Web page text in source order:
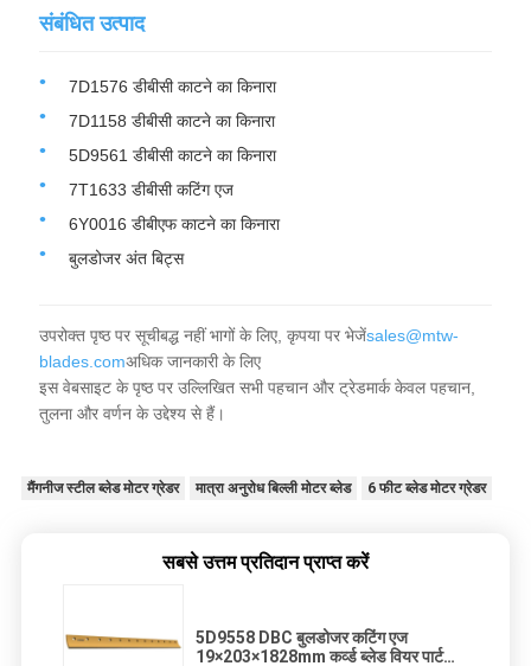
संबंधित उत्पाद
7D1576 डीबीसी काटने का किनारा
7D1158 डीबीसी काटने का किनारा
5D9561 डीबीसी काटने का किनारा
7T1633 डीबीसी कटिंग एज
6Y0016 डीबीएफ काटने का किनारा
बुलडोजर अंत बिट्स
उपरोक्त पृष्ठ पर सूचीबद्ध नहीं भागों के लिए, कृपया पर भेजेंsales@mtw-
blades.comअधिक जानकारी के लिए
इस वेबसाइट के पृष्ठ पर उल्लिखित सभी पहचान और ट्रेडमार्क केवल पहचान,
तुलना और वर्णन के उद्देश्य से हैं।
मैंगनीज स्टील ब्लेड मोटर ग्रेडर मात्रा अनुरोध बिल्ली मोटर ब्लेड 6 फीट ब्लेड मोटर ग्रेडर
सबसे उत्तम प्रतिदान प्राप्त करें
5D9558 DBC बुलडोजर कटिंग एज
19×203×1828mm कर्व्ड ब्लेड वियर पार्ट